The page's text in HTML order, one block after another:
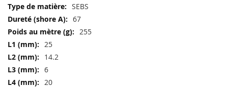
SEBS
67
255
25
14.2
6
20